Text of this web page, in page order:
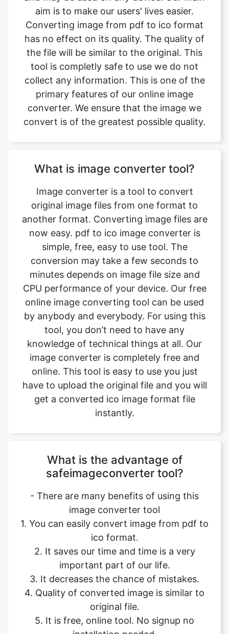
the file will be similar to the original. This
tool is completly safe to use we do not
collect any information. This is one of the
primary features of our online image
converter. We ensure that the image we
convert is of the greatest possible quality.
What is image converter tool?
another format. Converting image files are
now easy. pdf to ico image converter is
simple, free, easy to use tool. The
conversion may take a few seconds to
minutes depends on image file size and
CPU performance of your device. Our free
online image converting tool can be used
by anybody and everybody. For using this
tool, you don’t need to have any
knowledge of technical things at all. Our
image converter is completely free and
online. This tool is easy to use you just
have to upload the original file and you will
get a converted ico image format file
instantly.
What is the advantage of
image converter tool
1. You can easily convert image from pdf to
ico format.
2. It saves our time and time is a very
important part of our life.
3. It decreases the chance of mistakes.
4. Quality of converted image is similar to
original file.
5. It is free, online tool. No signup no
installation needed.
6. Safe and secure tool.
7. It takes no time to give desired result.